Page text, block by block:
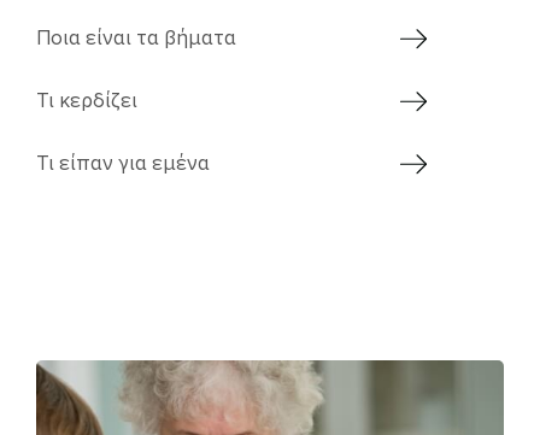
Ποια είναι τα βήματα
Τι κερδίζει
Τι είπαν για εμένα